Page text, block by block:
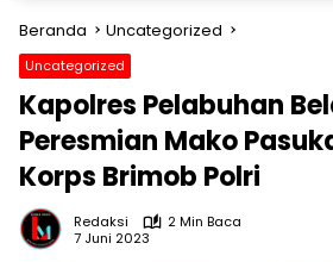
Beranda Uncategorized
Uncategorized
Kapolres Pelabuhan
Peresmian Mako
Korps Brimob Polri
Redaksi
2 Min Baca
7 Juni 2023